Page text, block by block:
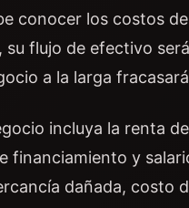
conocer los costos
flujo de efectivo
a la larga
incluya la renta
financiamiento y
dañada, costo